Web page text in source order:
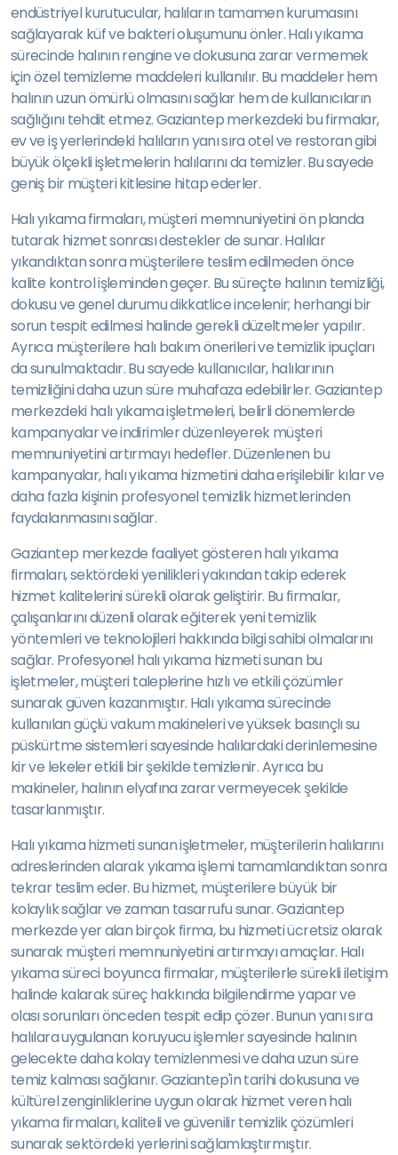
endüstriyel kurutucular, halıların tamamen kurumasını
sağlayarak küf ve bakteri oluşumunu önler. Halı yıkama
sürecinde halının rengine ve dokusuna zarar vermemek
için özel temizleme maddeleri kullanılır. Bu maddeler hem
halının uzun ömürlü olmasını sağlar hem de kullanıcıların
sağlığını tehdit etmez. Gaziantep merkezdeki bu firmalar,
ev ve iş yerlerindeki halıların yanı sıra otel ve restoran gibi
büyük ölçekli işletmelerin halılarını da temizler. Bu sayede
geniş bir müşteri kitlesine hitap ederler.
Halı yıkama firmaları, müşteri memnuniyetini ön planda
tutarak hizmet sonrası destekler de sunar. Halılar
yıkandıktan sonra müşterilere teslim edilmeden önce
kalite kontrol işleminden geçer. Bu süreçte halının temizliği,
dokusu ve genel durumu dikkatlice incelenir; herhangi bir
sorun tespit edilmesi halinde gerekli düzeltmeler yapılır.
Ayrıca müşterilere halı bakım önerileri ve temizlik ipuçları
da sunulmaktadır. Bu sayede kullanıcılar, halılarının
temizliğini daha uzun süre muhafaza edebilirler. Gaziantep
merkezdeki halı yıkama işletmeleri, belirli dönemlerde
kampanyalar ve indirimler düzenleyerek müşteri
memnuniyetini artırmayı hedefler. Düzenlenen bu
kampanyalar, halı yıkama hizmetini daha erişilebilir kılar ve
daha fazla kişinin profesyonel temizlik hizmetlerinden
faydalanmasını sağlar.
Gaziantep merkezde faaliyet gösteren halı yıkama
firmaları, sektördeki yenilikleri yakından takip ederek
hizmet kalitelerini sürekli olarak geliştirir. Bu firmalar,
çalışanlarını düzenli olarak eğiterek yeni temizlik
yöntemleri ve teknolojileri hakkında bilgi sahibi olmalarını
sağlar. Profesyonel halı yıkama hizmeti sunan bu
işletmeler, müşteri taleplerine hızlı ve etkili çözümler
sunarak güven kazanmıştır. Halı yıkama sürecinde
kullanılan güçlü vakum makineleri ve yüksek basınçlı su
püskürtme sistemleri sayesinde halılardaki derinlemesine
kir ve lekeler etkili bir şekilde temizlenir. Ayrıca bu
makineler, halının elyafına zarar vermeyecek şekilde
tasarlanmıştır.
Halı yıkama hizmeti sunan işletmeler, müşterilerin halılarını
adreslerinden alarak yıkama işlemi tamamlandıktan sonra
tekrar teslim eder. Bu hizmet, müşterilere büyük bir
kolaylık sağlar ve zaman tasarrufu sunar. Gaziantep
merkezde yer alan birçok firma, bu hizmeti ücretsiz olarak
sunarak müşteri memnuniyetini artırmayı amaçlar. Halı
yıkama süreci boyunca firmalar, müşterilerle sürekli iletişim
halinde kalarak süreç hakkında bilgilendirme yapar ve
olası sorunları önceden tespit edip çözer. Bunun yanı sıra
halılara uygulanan koruyucu işlemler sayesinde halının
gelecekte daha kolay temizlenmesi ve daha uzun süre
temiz kalması sağlanır. Gaziantep'in tarihi dokusuna ve
kültürel zenginliklerine uygun olarak hizmet veren halı
yıkama firmaları, kaliteli ve güvenilir temizlik çözümleri
sunarak sektördeki yerlerini sağlamlaştırmıştır.